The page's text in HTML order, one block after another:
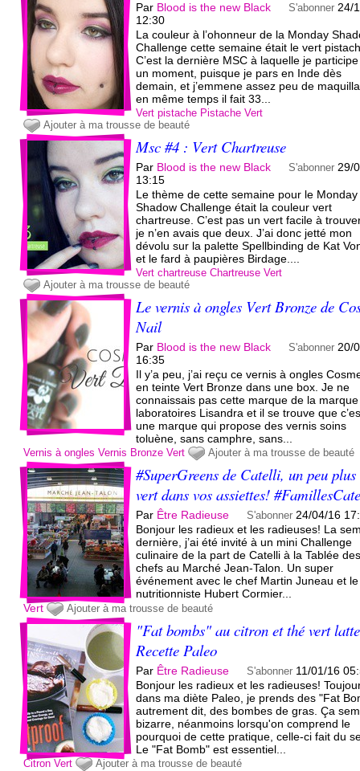
Par Blood is the new Black S'abonner 24/
12:30
La couleur à l’ohonneur de la Monday
Challenge cette semaine était le vert
C’est la dernière MSC à laquelle je
un moment, puisque je pars en Inde dès
demain, et j’emmene assez peu de
en même temps il fait 33...
Vert pistache Pistache Vert
Ajouter à ma trousse de beauté
Msc #4 : Vert Chartreuse
Par Blood is the new Black S'abonner 29/
13:15
Le thème de cette semaine pour le Monday
Shadow Challenge était la couleur vert
chartreuse. C’est pas un vert facile à
je n’en avais que deux. J’ai donc jetté mon
dévolu sur la palette Spellbinding de Kat
et le fard à paupières Birdage....
Vert chartreuse Chartreuse Vert
Ajouter à ma trousse de beauté
Le vernis à ongles Vert Bronze de
Nail
Par Blood is the new Black S'abonner 20/
16:35
Il y’a peu, j’ai reçu ce vernis à ongles
en teinte Vert Bronze dans une box. Je ne
connaissais pas cette marque de la
laboratoires Lisandra et il se trouve que
une marque qui propose des vernis soins
toluène, sans camphre, sans...
Vernis à ongles Vernis Bronze Vert Ajouter à ma trousse de beauté
#SuperGreens de Catelli, un peu plus
vert dans vos assiettes!
Par Être Radieuse S'abonner 24/04/16
Bonjour les radieux et les radieuses! La
dernière, j’ai été invité à un mini Challenge
culinaire de la part de Catelli à la Tablée
chefs au Marché Jean-Talon. Un super
événement avec le chef Martin Juneau et le
nutritionniste Hubert Cormier...
Vert
Ajouter à ma trousse de beauté
"Fat bombs" au citron et thé vert
Recette Paleo
Par Être Radieuse S'abonner 11/01/16
Bonjour les radieux et les radieuses!
dans ma diète Paleo, je prends des "Fat
autrement dit, des bombes de gras. Ça
bizarre, néanmoins lorsqu'on comprend le
pourquoi de cette pratique, celle-ci fait du
Le "Fat Bomb" est essentiel...
Citron Vert Ajouter à ma trousse de beauté